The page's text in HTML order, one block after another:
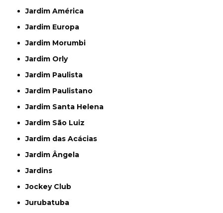
Jardim América
Jardim Europa
Jardim Morumbi
Jardim Orly
Jardim Paulista
Jardim Paulistano
Jardim Santa Helena
Jardim São Luiz
Jardim das Acácias
Jardim Ângela
Jardins
Jockey Club
Jurubatuba